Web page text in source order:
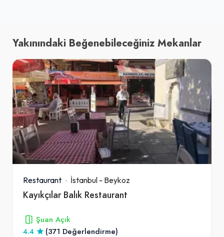
Yakınındaki Beğenebileceğiniz Mekanlar
Restaurant İstanbul - Beykoz
Kayıkçılar Balık Restaurant
Şuan Açık
4.4
(371 Değerlendirme)